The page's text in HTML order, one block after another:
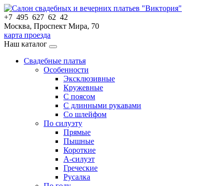
+7 495 627 62 42
Москва, Проспект Мира, 70
карта проезда
Наш каталог
Свадебные платья
Особенности
Эксклюзивные
Кружевные
С поясом
С длинными рукавами
Со шлейфом
По силуэту
Прямые
Пышные
Короткие
А-силуэт
Греческие
Русалка